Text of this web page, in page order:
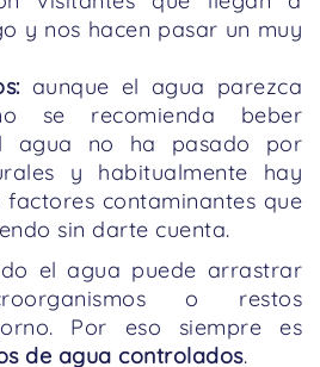
y nos hacen pasar un muy
aunque el agua parezca
se recomienda beber
agua no ha pasado por
y habitualmente hay
contaminantes que
sin darte cuenta.
el agua puede arrastrar
o restos
Por eso siempre es
de agua controlados.